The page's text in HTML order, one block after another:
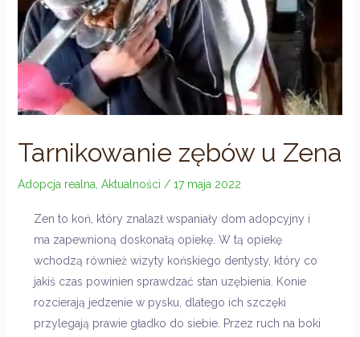
Tarnikowanie zębów u Zena
Adopcja realna Aktualności / 17 maja 2022
Zen to koń, który znalazł wspaniały dom adopcyjny i
ma zapewnioną doskonałą opiekę. W tą opiekę
wchodzą również wizyty końskiego dentysty, który co
jakiś czas powinien sprawdzać stan uzębienia. Konie
rozcierają jedzenie w pysku, dlatego ich szczęki
przylegają prawie gładko do siebie. Przez ruch na boki